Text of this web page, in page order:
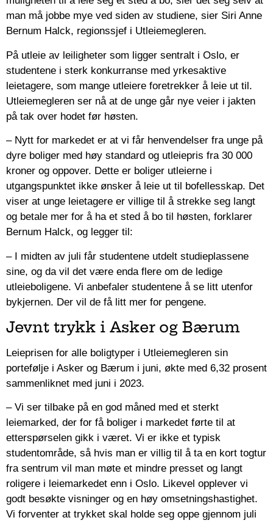
man må jobbe mye ved siden av studiene, sier Siri Anne
Bernum Halck, regionssjef i Utleiemegleren.
På utleie av leiligheter som ligger sentralt i Oslo, er
studentene i sterk konkurranse med yrkesaktive
leietagere, som mange utleiere foretrekker å leie ut til.
Utleiemegleren ser nå at de unge går nye veier i jakten
på tak over hodet før høsten.
– Nytt for markedet er at vi får henvendelser fra unge på
dyre boliger med høy standard og utleiepris fra 30 000
kroner og oppover. Dette er boliger utleierne i
utgangspunktet ikke ønsker å leie ut til bofellesskap. Det
viser at unge leietagere er villige til å strekke seg langt
og betale mer for å ha et sted å bo til høsten, forklarer
Bernum Halck, og legger til:
– I midten av juli får studentene utdelt studieplassene
sine, og da vil det være enda flere om de ledige
utleieboligene. Vi anbefaler studentene å se litt utenfor
bykjernen. Der vil de få litt mer for pengene.
Jevnt trykk i Asker og Bærum
Leieprisen for alle boligtyper i Utleiemegleren sin
portefølje i Asker og Bærum i juni, økte med 6,32 prosent
sammenliknet med juni i 2023.
– Vi ser tilbake på en god måned med et sterkt
leiemarked, der for få boliger i markedet førte til at
etterspørselen gikk i været. Vi er ikke et typisk
studentområde, så hvis man er villig til å ta en kort togtur
fra sentrum vil man møte et mindre presset og langt
roligere i leiemarkedet enn i Oslo. Likevel opplever vi
godt besøkte visninger og en høy omsetningshastighet.
Vi forventer at trykket skal holde seg oppe gjennom juli